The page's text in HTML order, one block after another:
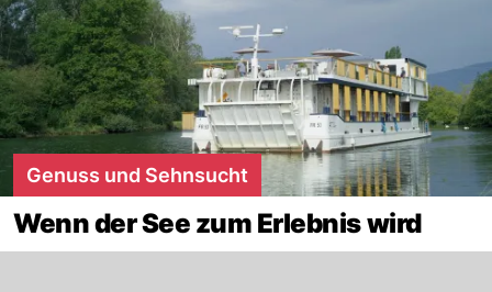
Genuss und Sehnsucht
Wenn der See zum Erlebnis wird